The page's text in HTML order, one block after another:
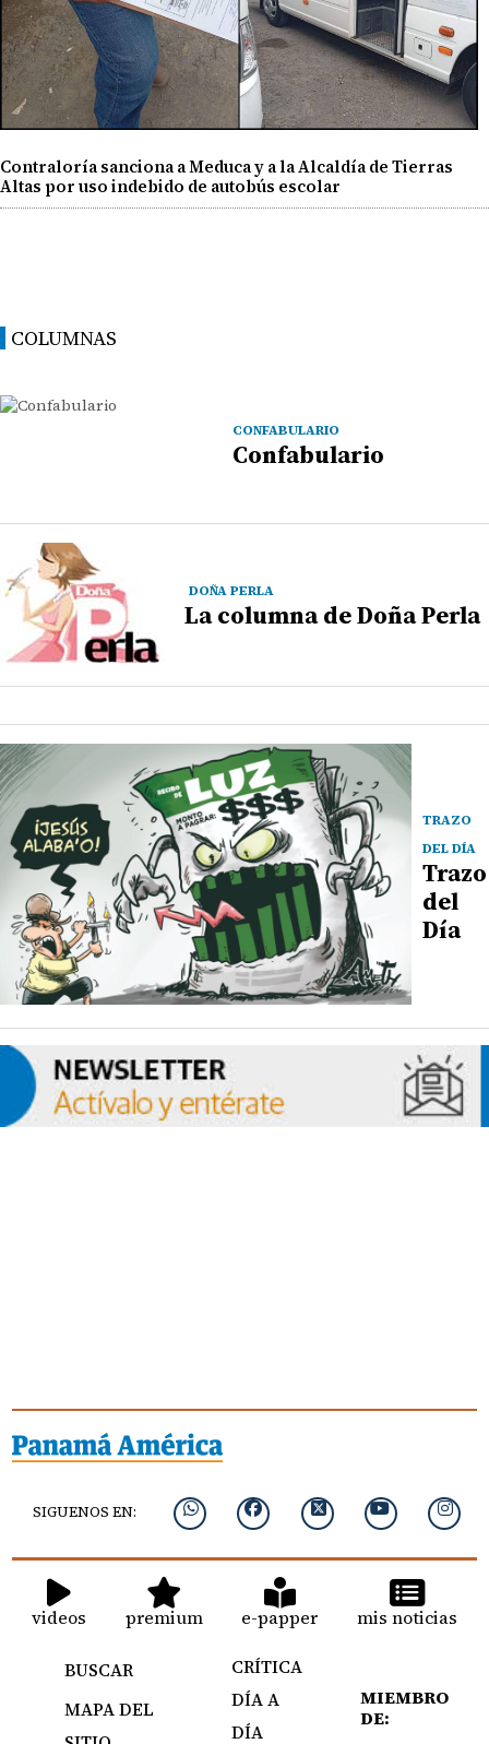
Contraloría sanciona a Meduca y a la Alcaldía de Tierras
Altas por uso indebido de autobús escolar
COLUMNAS
CONFABULARIO
Confabulario
DOÑA PERLA
La columna de Doña Perla
TRAZO
DEL DÍA
Trazo
del
Día
SIGUENOS EN:
videos premium e-papper mis noticias
BUSCAR
MAPA DEL
CRÍTICA
DÍA A
DÍA
MIEMBRO
DE: